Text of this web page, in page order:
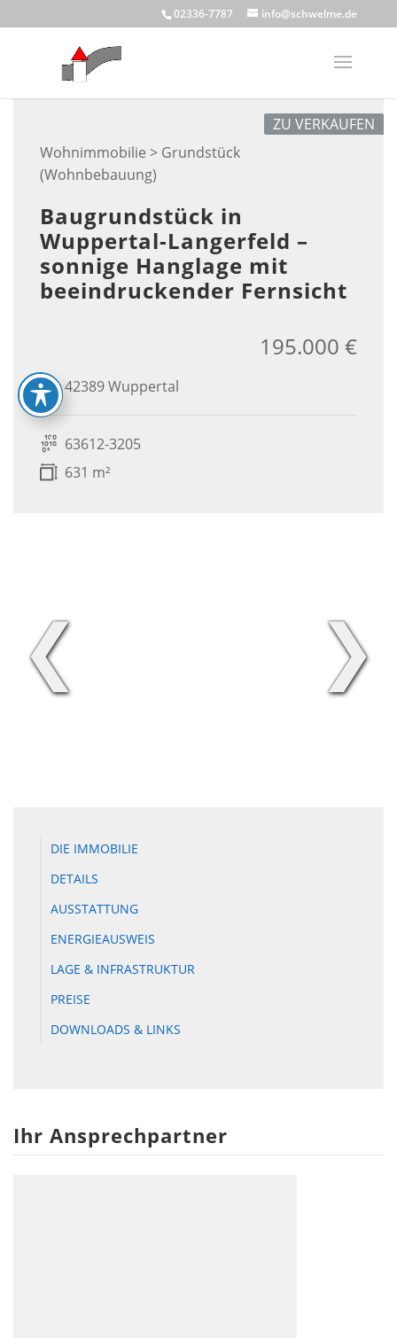
to
02336-7787 info@schwelme.de
Wohnimmobilie > Grundstück
(Wohnbebauung)
ZU VERKAUFEN
Baugrundstück in
Wuppertal-Langerfeld –
sonnige Hanglage mit
beeindruckender Fernsicht
42389 Wuppertal
195.000 €
63612-3205
631 m²
❮ ❯
DIE IMMOBILIE
DETAILS
AUSSTATTUNG
ENERGIEAUSWEIS
LAGE & INFRASTRUKTUR
PREISE
DOWNLOADS & LINKS
Ihr Ansprechpartner